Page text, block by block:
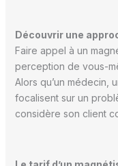
Découvrir une
Faire appel à un
perception de vous-
Alors qu’un médecin,
focalisent sur un
considère son client